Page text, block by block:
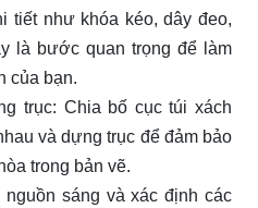
tiết như khóa kéo, dây đeo,
là bước quan trọng để làm
của bạn.
trục: Chia bố cục túi xách
và dựng trục để đảm bảo
trong bản vẽ.
sáng và xác định các